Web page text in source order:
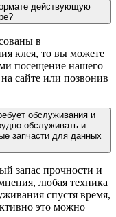
действующую
в
клея, то вы можете
посещение нашего
сайте или позвонив
обслуживания и
обслуживать и
запчасти для данных
запас прочности и
любая техника
спустя время,
это можно